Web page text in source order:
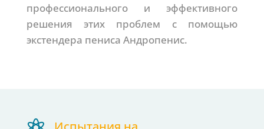
профессионального и эффективного
решения этих проблем с помощью
экстендера пениса Андропенис.